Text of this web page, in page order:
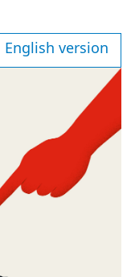
English version